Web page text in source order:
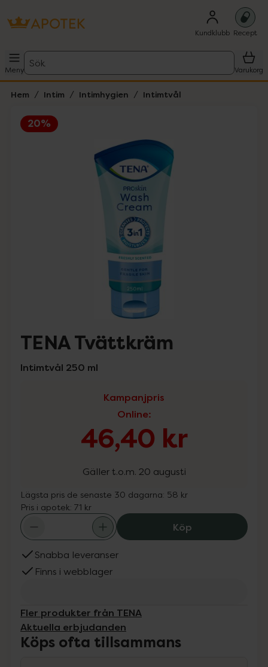
Kundklubb Recept
Meny
Sök
Varukorg
Hem Intim Intimhygien Intimtvål
20%
Lista: . Innehåller 1 objekt.
TENA Tvättkräm
Intimtvål 250 ml
Kampanjpris
Online:
46,40 kr
Gäller t.o.m. 20 augusti
Lägsta pris de senaste 30 dagarna: 58 kr
Pris i apotek: 71 kr
KöpTENA
Snabba leveranser
Finns i webblager
Fler produkter från TENA
Aktuella erbjudanden
Köps ofta tillsammans